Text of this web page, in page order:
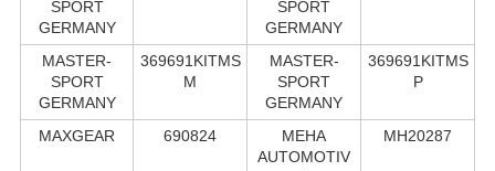
SPORT
GERMANY
SPORT
GERMANY
MASTER-
SPORT
GERMANY
369691KITMS
M
MASTER-
SPORT
GERMANY
369691KITMS
P
MAXGEAR 690824
MEHA
AUTOMOTIV
MH20287